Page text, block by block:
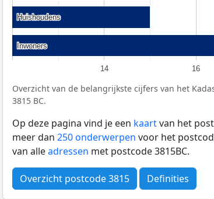
14 16
Huishoudens
Huishoudens
Inwoners
Inwoners
Overzicht van de belangrijkste cijfers van het
3815 BC.
Op deze pagina vind je een kaartvan het
meer dan 250 onderwerpen voor het
van alleadressen met postcode 3815BC.
Overzicht postcode 3815 Definities